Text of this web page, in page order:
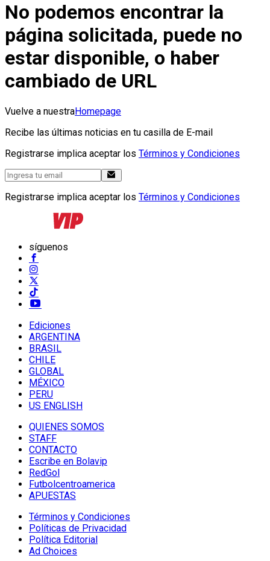
No podemos encontrar la
página solicitada, puede no
estar disponible, o haber
cambiado de URL
Vuelve a nuestraHomepage
Recibe las últimas noticias en tu casilla de E-mail
Registrarse implica aceptar los Términos y Condiciones
Registrarse implica aceptar los Términos y Condiciones
síguenos
Ediciones
ARGENTINA
BRASIL
CHILE
GLOBAL
MÉXICO
PERU
US ENGLISH
QUIENES SOMOS
STAFF
CONTACTO
Escribe en Bolavip
RedGol
Futbolcentroamerica
APUESTAS
Términos y Condiciones
Políticas de Privacidad
Política Editorial
Ad Choices